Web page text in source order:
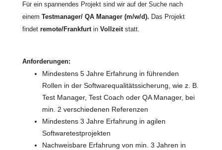
Deutsch
Ort
Für ein spannendes Projekt sind wir auf der Suche nach
einem Testmanager/ QA Manager (m/w/d). Das Projekt
findet remote/Frankfurtin Vollzeit statt.
Anforderungen:
Mindestens 5 Jahre Erfahrung in führenden
Rollen in der Softwarequalitätssicherung, wie z. B.
Test Manager, Test Coach oder QA Manager, bei
min. 2 verschiedenen Referenzen
Mindestens 3 Jahre Erfahrung in agilen
Softwaretestprojekten
Nachweisbare Erfahrung von min. 3 Jahren in